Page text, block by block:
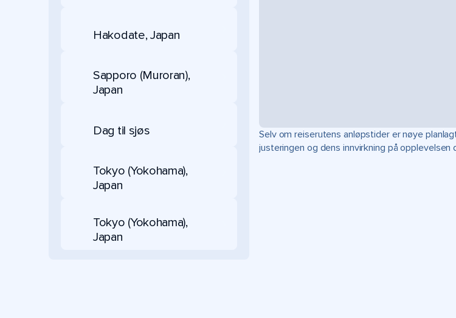
Hakodate, Japan
Sapporo (Muroran),
Japan
Dag til sjøs
Tokyo (Yokohama),
Japan
Tokyo (Yokohama),
Japan
Selv om reiserutens anløpstider er nøye
justeringen og dens innvirkning på